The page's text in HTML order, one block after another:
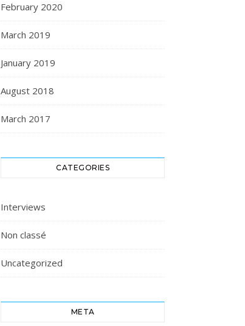
February 2020
March 2019
January 2019
August 2018
March 2017
CATEGORIES
Interviews
Non classé
Uncategorized
META